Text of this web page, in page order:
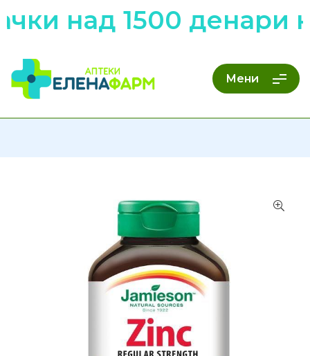
над 1500 денари
Мени